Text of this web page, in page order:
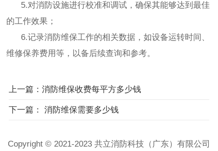
5.对消防设施进行校准和调试，确保其能够达到最佳
的工作效果；
6.记录消防维保工作的相关数据，如设备运转时间、
维修保养费用等，以备后续查询和参考。
上一篇：消防维保收费每平方多少钱
下一篇： 消防维保需要多少钱
Copyright © 2021-2023 共立消防科技（广东）有限公司